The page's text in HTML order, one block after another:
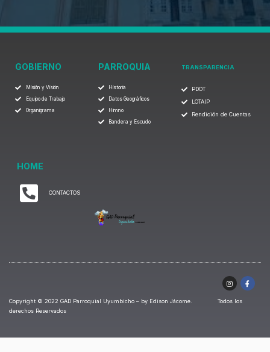
GOBIERNO
Misión y Visión
Equipo de Trabajo
Organigrama
PARROQUIA
Historia
Datos Geográficos
Himno
Bandera y Escudo
TRANSPARENCIA
PDOT
LOTAIP
Rendición de Cuentas
HOME
CONTACTOS
Copyright © 2022 GAD Parroquial Uyumbicho – by Edison Jácome. Todos los
derechos Reservados